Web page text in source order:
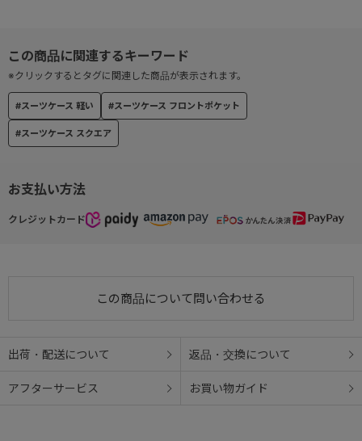
ます。
3ケタのダイヤル式TSロックを搭載し、鍵なしでスマートに施錠可
能。
海外旅行にも安心です。
● キャスター
旋回性に優れ、容易に方向転換が可能な双輪キャスター
(HINOMOTO製)
お支払い方法
クレジットカード
この商品について問い合わせる
出荷・配送について 返品・交換について
アフターサービス お買い物ガイド
#スーツケース 軽い #スーツケース フロントポケット
#スーツケース スクエア
※クリックするとタグに関連した商品が表示されます。